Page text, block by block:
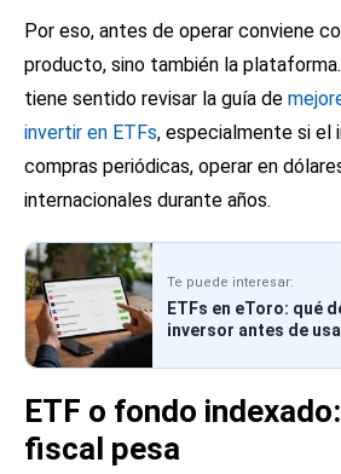
Por eso, antes de operar conviene
producto, sino también la
tiene sentido revisar la guía de
invertir en ETFs, especialmente si el
compras periódicas, operar en
internacionales durante años.
Te puede interesar:
ETFs en eToro: qué
inversor antes de
ETF o fondo
fiscal pesa